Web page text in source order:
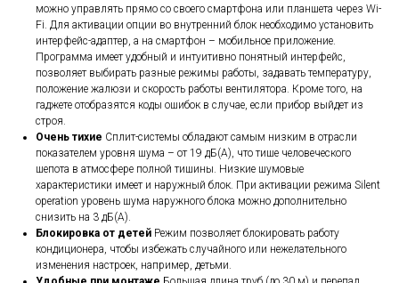
можно управлять прямо со своего смартфона или планшета через Wi-
Fi. Для активации опции во внутренний блок необходимо установить
интерфейс-адаптер, а на смартфон – мобильное приложение.
Программа имеет удобный и интуитивно понятный интерфейс,
позволяет выбирать разные режимы работы, задавать температуру,
положение жалюзи и скорость работы вентилятора. Кроме того, на
гаджете отобразятся коды ошибок в случае, если прибор выйдет из
строя.
Очень тихие Сплит-системы обладают самым низким в отрасли
показателем уровня шума – от 19 дБ(А), что тише человеческого
шепота в атмосфере полной тишины. Низкие шумовые
характеристики имеет и наружный блок. При активации режима Silent
operation уровень шума наружного блока можно дополнительно
снизить на 3 дБ(А).
Блокировка от детей Режим позволяет блокировать работу
кондиционера, чтобы избежать случайного или нежелательного
изменения настроек, например, детьми.